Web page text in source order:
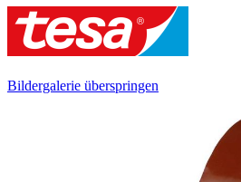
Bildergalerie überspringen